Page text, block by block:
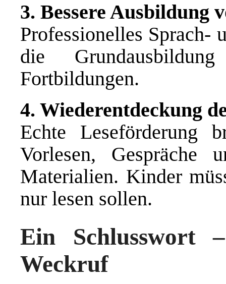
3. Bessere Ausbildung
Professionelles Sprach-
die
Fortbildungen.
4. Wiederentdeckung
Echte Leseförderung
Vorlesen, Gespräche
Materialien. Kinder
nur lesen sollen.
Ein Schlusswort
Weckruf